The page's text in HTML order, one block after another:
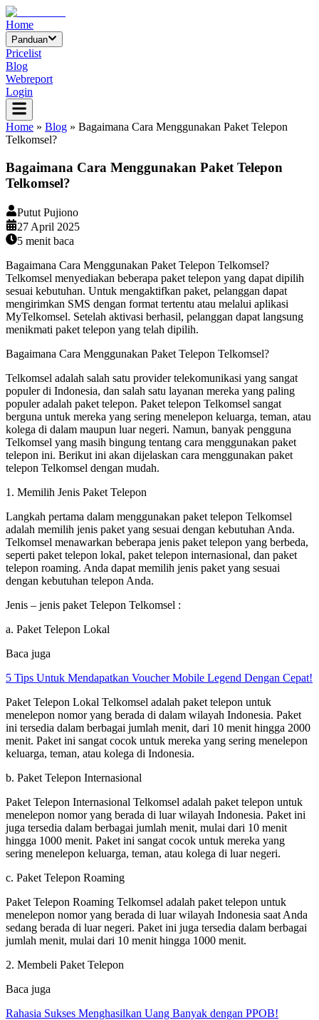
Home
Panduan
Pricelist
Blog
Webreport
Login
Home » Blog » Bagaimana Cara Menggunakan Paket Telepon
Telkomsel?
Bagaimana Cara Menggunakan Paket Telepon
Telkomsel?
Putut Pujiono
27 April 2025
5 menit baca
Bagaimana Cara Menggunakan Paket Telepon Telkomsel?
Telkomsel menyediakan beberapa paket telepon yang dapat dipilih
sesuai kebutuhan. Untuk mengaktifkan paket, pelanggan dapat
mengirimkan SMS dengan format tertentu atau melalui aplikasi
MyTelkomsel. Setelah aktivasi berhasil, pelanggan dapat langsung
menikmati paket telepon yang telah dipilih.
Bagaimana Cara Menggunakan Paket Telepon Telkomsel?
Telkomsel adalah salah satu provider telekomunikasi yang sangat
populer di Indonesia, dan salah satu layanan mereka yang paling
populer adalah paket telepon. Paket telepon Telkomsel sangat
berguna untuk mereka yang sering menelepon keluarga, teman, atau
kolega di dalam maupun luar negeri. Namun, banyak pengguna
Telkomsel yang masih bingung tentang cara menggunakan paket
telepon ini. Berikut ini akan dijelaskan cara menggunakan paket
telepon Telkomsel dengan mudah.
1. Memilih Jenis Paket Telepon
Langkah pertama dalam menggunakan paket telepon Telkomsel
adalah memilih jenis paket yang sesuai dengan kebutuhan Anda.
Telkomsel menawarkan beberapa jenis paket telepon yang berbeda,
seperti paket telepon lokal, paket telepon internasional, dan paket
telepon roaming. Anda dapat memilih jenis paket yang sesuai
dengan kebutuhan telepon Anda.
Jenis – jenis paket Telepon Telkomsel :
a. Paket Telepon Lokal
Baca juga
5 Tips Untuk Mendapatkan Voucher Mobile Legend Dengan Cepat!
Paket Telepon Lokal Telkomsel adalah paket telepon untuk
menelepon nomor yang berada di dalam wilayah Indonesia. Paket
ini tersedia dalam berbagai jumlah menit, dari 10 menit hingga 2000
menit. Paket ini sangat cocok untuk mereka yang sering menelepon
keluarga, teman, atau kolega di Indonesia.
b. Paket Telepon Internasional
Paket Telepon Internasional Telkomsel adalah paket telepon untuk
menelepon nomor yang berada di luar wilayah Indonesia. Paket ini
juga tersedia dalam berbagai jumlah menit, mulai dari 10 menit
hingga 1000 menit. Paket ini sangat cocok untuk mereka yang
sering menelepon keluarga, teman, atau kolega di luar negeri.
c. Paket Telepon Roaming
Paket Telepon Roaming Telkomsel adalah paket telepon untuk
menelepon nomor yang berada di luar wilayah Indonesia saat Anda
sedang berada di luar negeri. Paket ini juga tersedia dalam berbagai
jumlah menit, mulai dari 10 menit hingga 1000 menit.
2. Membeli Paket Telepon
Baca juga
Rahasia Sukses Menghasilkan Uang Banyak dengan PPOB!